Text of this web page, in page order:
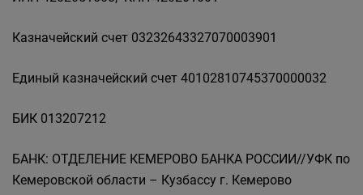
Казначейский счет 03232643327070003901
Единый казначейский счет 40102810745370000032
БИК 013207212
БАНК: ОТДЕЛЕНИЕ КЕМЕРОВО БАНКА РОССИИ//УФК по
Кемеровской области – Кузбассу г. Кемерово